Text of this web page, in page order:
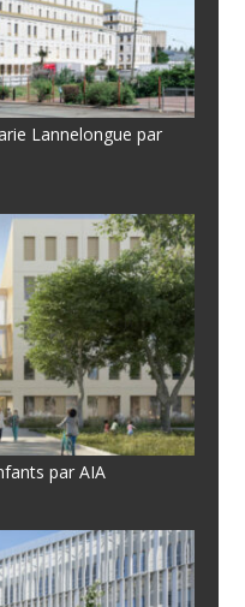
Lannelongue par
par AIA